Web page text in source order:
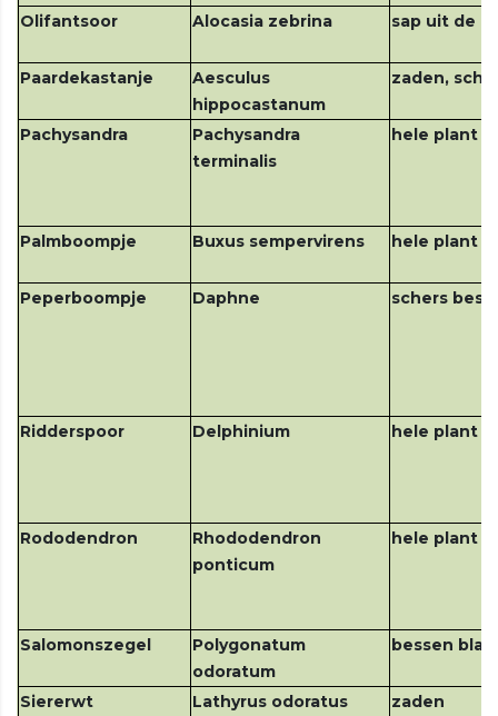
Olifantsoor Alocasia zebrina sap uit de
Paardekastanje
Aesculus
hippocastanum
zaden,
Pachysandra
Pachysandra
terminalis
hele plant
Palmboompje Buxus sempervirens hele plant
Peperboompje Daphne schers
Ridderspoor Delphinium hele plant
Rododendron
Rhododendron
ponticum
hele plant
Salomonszegel
Polygonatum
odoratum
bessen
Siererwt Lathyrus odoratus zaden